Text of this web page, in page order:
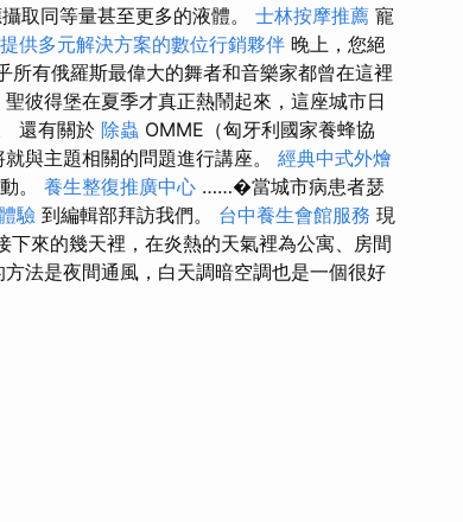
取同等量甚至更多的液體。 士林按摩推薦 寵
提供多元解決方案的數位行銷夥伴 晚上，您絕
有俄羅斯最偉大的舞者和音樂家都曾在這裡
彼得堡在夏季才真正熱鬧起來，這座城市日
還有關於 除蟲 OMME（匈牙利國家養蜂協
與主題相關的問題進行講座。 經典中式外燴
。 養生整復推廣中心 ……�當城市病患者瑟
驗 到編輯部拜訪我們。 台中養生會館服務 現
下來的幾天裡，在炎熱的天氣裡為公寓、房間
法是夜間通風，白天調暗空調也是一個很好